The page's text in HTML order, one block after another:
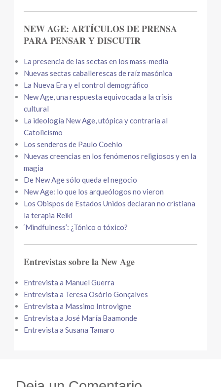
NEW AGE: ARTÍCULOS DE PRENSA
PARA PENSAR Y DISCUTIR
La presencia de las sectas en los mass-media
Nuevas sectas caballerescas de raíz masónica
La Nueva Era y el control demográfico
New Age, una respuesta equivocada a la crisis
cultural
La ideología New Age, utópica y contraria al
Catolicismo
Los senderos de Paulo Coehlo
Nuevas creencias en los fenómenos religiosos y en la
magia
De New Age sólo queda el negocio
New Age: lo que los arqueólogos no vieron
Los Obispos de Estados Unidos declaran no cristiana
la terapia Reiki
‘Mindfulness’: ¿Tónico o tóxico?
Entrevistas sobre la New Age
Entrevista a Manuel Guerra
Entrevista a Teresa Osório Gonçalves
Entrevista a Massimo Introvigne
Entrevista a José María Baamonde
Entrevista a Susana Tamaro